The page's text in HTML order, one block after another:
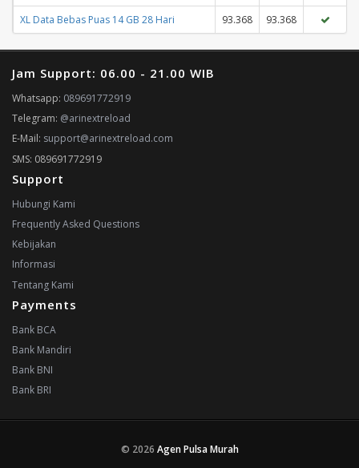
XL Data Bebas Puas 14 GB 28 Hari
93.368 93.368
Jam Support: 06.00 - 21.00 WIB
Whatsapp: 089691772919
Telegram: @arinextreload
E-Mail: support@arinextreload.com
SMS: 089691772919
Support
Hubungi Kami
Frequently Asked Questions
Kebijakan
Informasi
Tentang Kami
Payments
Bank BCA
Bank Mandiri
Bank BNI
Bank BRI
© 2026 Agen Pulsa Murah